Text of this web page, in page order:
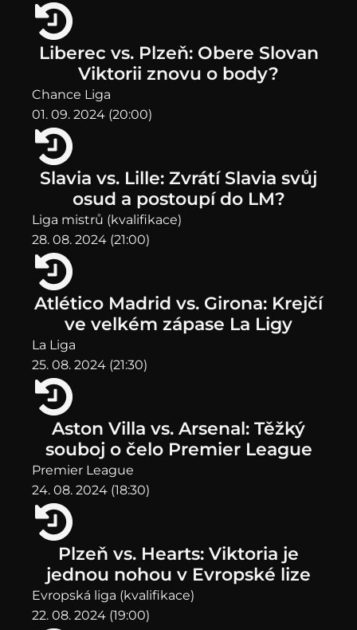
Liberec vs. Plzeň: Obere Slovan
Viktorii znovu o body?
Chance Liga
01. 09. 2024 (20:00)
Slavia vs. Lille: Zvrátí Slavia svůj
osud a postoupí do LM?
Liga mistrů (kvalifikace)
28. 08. 2024 (21:00)
Atlético Madrid vs. Girona: Krejčí
ve velkém zápase La Ligy
La Liga
25. 08. 2024 (21:30)
Aston Villa vs. Arsenal: Těžký
souboj o čelo Premier League
Premier League
24. 08. 2024 (18:30)
Plzeň vs. Hearts: Viktoria je
jednou nohou v Evropské lize
Evropská liga (kvalifikace)
22. 08. 2024 (19:00)